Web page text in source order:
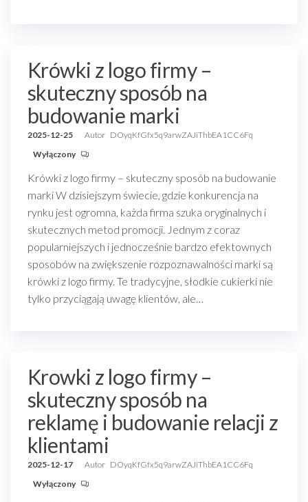
Krówki z logo firmy –
skuteczny sposób na
budowanie marki
2025-12-25 Autor DOyqKfGfx5q9arwZAJiThbEA1CC6Fq
Wyłączony
Krówki z logo firmy – skuteczny sposób na budowanie
marki W dzisiejszym świecie, gdzie konkurencja na
rynku jest ogromna, każda firma szuka oryginalnych i
skutecznych metod promocji. Jednym z coraz
popularniejszych i jednocześnie bardzo efektownych
sposobów na zwiększenie rozpoznawalności marki są
krówki z logo firmy. Te tradycyjne, słodkie cukierki nie
tylko przyciągają uwagę klientów, ale…
Krowki z logo firmy –
skuteczny sposób na
reklamę i budowanie relacji z
klientami
2025-12-17 Autor DOyqKfGfx5q9arwZAJiThbEA1CC6Fq
Wyłączony